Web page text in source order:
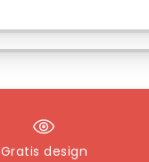
Gratis design